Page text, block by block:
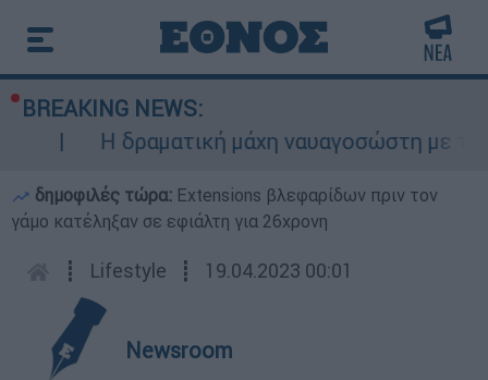
BREAKING NEWS:
Η δραματική μάχη ναυαγοσώστη με τα
δημοφιλές τώρα: Extensions βλεφαρίδων πριν τον
γάμο κατέληξαν σε εφιάλτη για 26χρονη
┋ Lifestyle ┋ 19.04.2023 00:01
Newsroom